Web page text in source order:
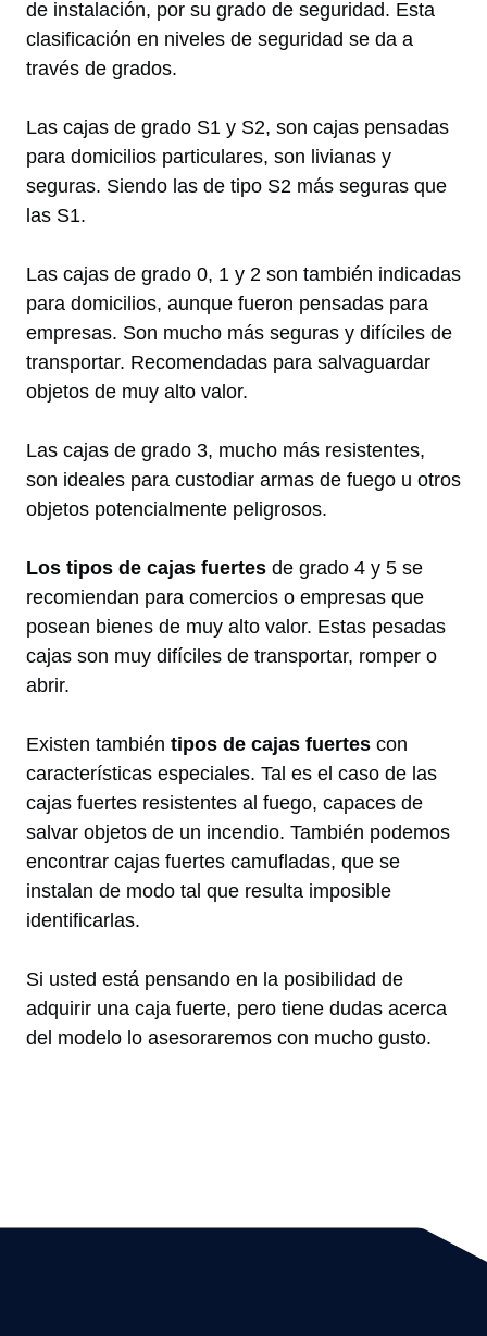
de instalación, por su grado de seguridad. Esta
clasificación en niveles de seguridad se da a
través de grados.
Las cajas de grado S1 y S2, son cajas pensadas
para domicilios particulares, son livianas y
seguras. Siendo las de tipo S2 más seguras que
las S1.
Las cajas de grado 0, 1 y 2 son también indicadas
para domicilios, aunque fueron pensadas para
empresas. Son mucho más seguras y difíciles de
transportar. Recomendadas para salvaguardar
objetos de muy alto valor.
Las cajas de grado 3, mucho más resistentes,
son ideales para custodiar armas de fuego u otros
objetos potencialmente peligrosos.
Los tipos de cajas fuertes de grado 4 y 5 se
recomiendan para comercios o empresas que
posean bienes de muy alto valor. Estas pesadas
cajas son muy difíciles de transportar, romper o
abrir.
Existen también tipos de cajas fuertes con
características especiales. Tal es el caso de las
cajas fuertes resistentes al fuego, capaces de
salvar objetos de un incendio. También podemos
encontrar cajas fuertes camufladas, que se
instalan de modo tal que resulta imposible
identificarlas.
Si usted está pensando en la posibilidad de
adquirir una caja fuerte, pero tiene dudas acerca
del modelo lo asesoraremos con mucho gusto.